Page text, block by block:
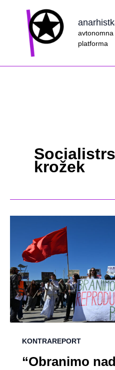
platforma
krožek
KONTRAREPORT
“Obranimo